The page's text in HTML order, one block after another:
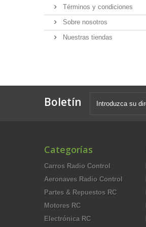
Términos y condiciones
Sobre nosotros
Nuestras tiendas
Boletín
Categorías
Carros Radio Control
Aeronaves Radio Control
Partes & Repuestos RC
Motores RC
Electrónica RC